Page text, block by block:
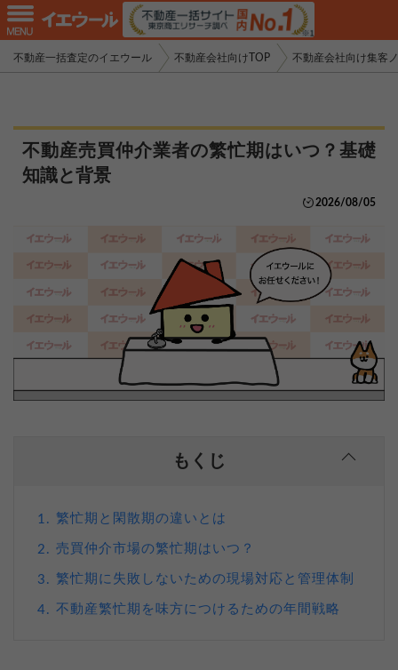
不動産一括査定のイエウール 不動産会社向けTOP 不動産会社向け集客
不動産売買仲介業者の繁忙期はいつ？基礎
知識と背景
2026/08/05
もくじ
1. 繁忙期と閑散期の違いとは
2. 売買仲介市場の繁忙期はいつ？
3. 繁忙期に失敗しないための現場対応と管理体制
4. 不動産繁忙期を味方につけるための年間戦略